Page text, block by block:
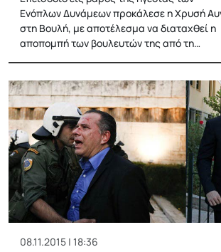
Ενόπλων Δυνάμεων προκάλεσε η Χρυσή
στη Βουλή, με αποτέλεσμα να διαταχθεί η
αποπομπή των βουλευτών της από τη…
08.11.2015 | 18:36